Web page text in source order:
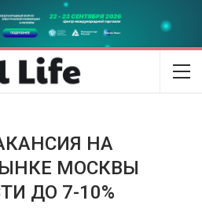
НА
МОСКВЫ
ДО 7-10%